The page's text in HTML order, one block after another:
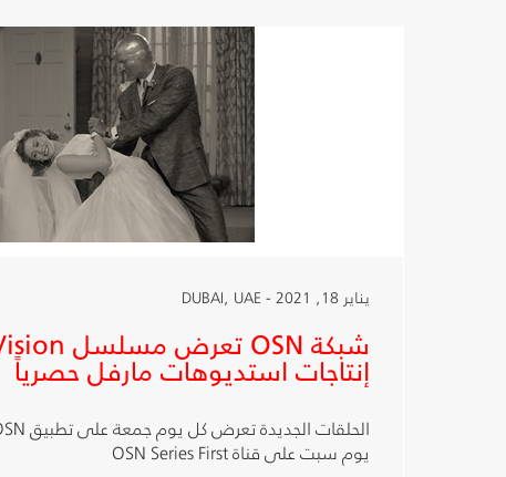
يناير 18, 2021 - DUBAI, UAE
إنتاجات استديوهات مارفل حصرياً
يوم سبت على قناة OSN Series First